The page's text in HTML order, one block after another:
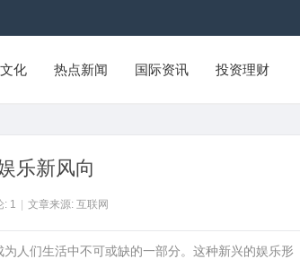
化 热点新闻 国际资讯 投资理财
乐新风向
: 1 文章来源: 互联网
人们生活中不可或缺的一部分。这种新兴的娱乐形